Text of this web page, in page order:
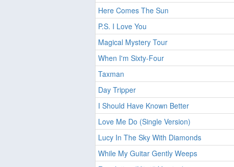
Here Comes The Sun
P.S. I Love You
Magical Mystery Tour
When I'm Sixty-Four
Taxman
Day Tripper
I Should Have Known Better
Love Me Do (Single Version)
Lucy In The Sky With Diamonds
While My Guitar Gently Weeps